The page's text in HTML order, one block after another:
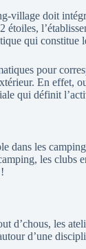
village doit
étoiles,
qui
pour
En effet,
qui définit
dans les
les clubs
d’chous, les
d’une